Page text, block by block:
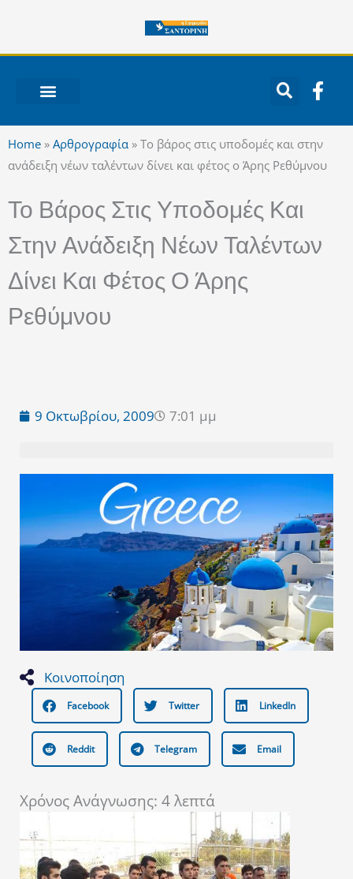
περιεχόμενο
F
a
e
b
o
f
Home » Αρθρογραφία » Το βάρος στις υποδομές και στην
ανάδειξη νέων ταλέντων δίνει και φέτος ο Άρης Ρεθύμνου
Το Βάρος Στις Υποδομές Και
Στην Ανάδειξη Νέων Ταλέντων
Δίνει Και Φέτος Ο Άρης
Ρεθύμνου
9 Οκτωβρίου, 2009 7:01 μμ
Κοινοποίηση
Facebook Twitter LinkedIn
Reddit Telegram Email
Χρόνος Ανάγνωσης: 4λεπτά